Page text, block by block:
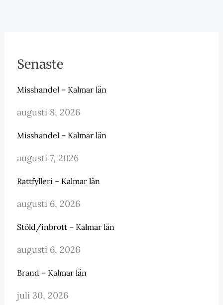
Senaste
Misshandel – Kalmar län
augusti 8, 2026
Misshandel – Kalmar län
augusti 7, 2026
Rattfylleri – Kalmar län
augusti 6, 2026
Stöld/inbrott – Kalmar län
augusti 6, 2026
Brand – Kalmar län
juli 30, 2026